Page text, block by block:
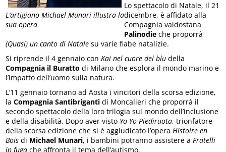
L’artigiano Michael Munari illustra la
sua opera
Lo spettacolo di Natale, il 21
dicembre, è affidato alla
Compagnia valdostana
Palinodie che proporrà
(Quasi) un canto di Natale su varie fiabe natalizie.
Si riprende il 4 gennaio conKai nel cuore del blu della
Compagnia il Buratto di Milano che esplora il mondo marino e
l’impatto dell’uomo sulla natura.
L’11 gennaio tornano ad Aosta i vincitori della scorsa edizione,
laCompagnia Santibriganti di Moncalieri che proporrà il
secondo spettacolo della loro trilogia sul mondo dell’inclusione
e della disabilità. Dopo aver visto Yo Yo Piediruota, trionfatore
della scorsa edizione che si è aggiudicato l’operaHistoire en
Bois di Michael Munari, i bambini potranno assistere aFratelli
in fuga che affronta il tema dell’autismo.